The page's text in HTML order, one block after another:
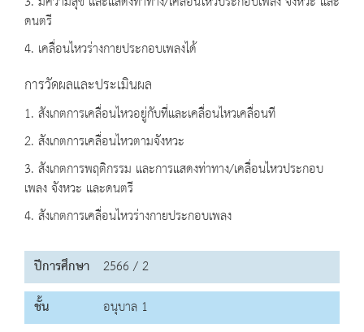
ดนตรี
4. เคลื่อนไหวร่างกายประกอบเพลงได้
การวัดผลและประเมินผล
1. สังเกตการเคลื่อนไหวอยู่กับที่และเคลื่อนไหวเคลื่อนที
2. สังเกตการเคลื่อนไหวตามจังหวะ
3. สังเกตการพฤติกรรม และการแสดงท่าทาง/เคลื่อนไหวประกอบ
เพลง จังหวะ และดนตรี
4. สังเกตการเคลื่อนไหวร่างกายประกอบเพลง
ปีการศึกษา 2566 / 2
ชั้น
อนุบาล 1